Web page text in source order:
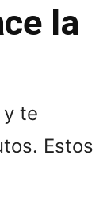
la
y te
Estos